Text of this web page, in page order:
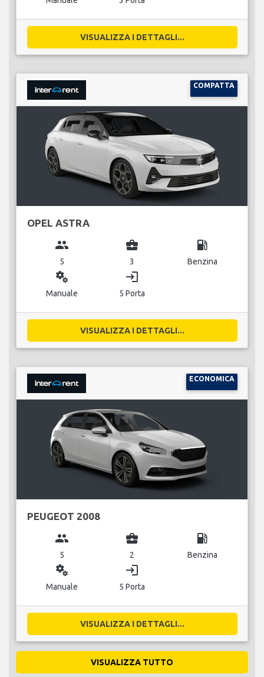
VISUALIZZA I DETTAGLI...
COMPATTA
OPEL ASTRA
group
5
business_center
3
local_gas_station
Benzina
miscellaneous_services
Manuale
login
5 Porta
VISUALIZZA I DETTAGLI...
ECONOMICA
PEUGEOT 2008
group
5
business_center
2
local_gas_station
Benzina
miscellaneous_services
Manuale
login
5 Porta
VISUALIZZA I DETTAGLI...
VISUALIZZA TUTTO